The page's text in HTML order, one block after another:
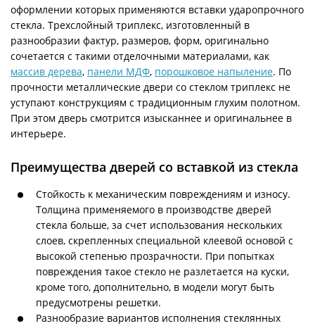
оформлении которых применяются вставки ударопрочного
стекла. Трехслойный триплекс, изготовленный в
разнообразии фактур, размеров, форм, оригинально
сочетается с такими отделочными материалами, как
массив дерева, панели МДФ, порошковое напыление. По
прочности металлические двери со стеклом триплекс не
уступают конструкциям с традиционным глухим полотном.
При этом дверь смотрится изысканнее и оригинальнее в
интерьере.
Преимущества дверей со вставкой из стекла
Стойкость к механическим повреждениям и износу.
Толщина применяемого в производстве дверей
стекла больше, за счет использования нескольких
слоев, скрепленных специальной клеевой основой с
высокой степенью прозрачности. При попытках
повреждения такое стекло не разлетается на куски,
кроме того, дополнительно, в модели могут быть
предусмотрены решетки.
Разнообразие вариантов исполнения стеклянных